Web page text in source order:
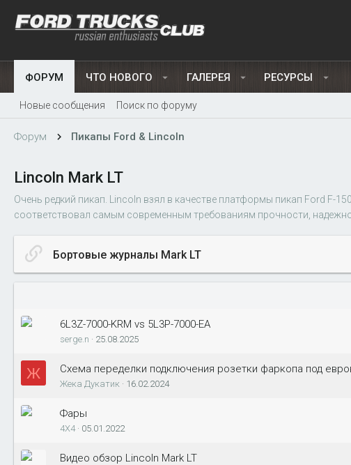
ФОРУМ ЧТО НОВОГО ГАЛЕРЕЯ РЕСУРСЫ
Новые сообщения Поиск по форуму
Форум Пикапы Ford & Lincoln
Lincoln Mark LT
Очень редкий пикап. Lincoln взял в качестве платформы пикап Ford
соответствовал самым современным требованиям прочности,
Бортовые журналы Mark LT
6L3Z-7000-KRM vs 5L3P-7000-EA
serge.n 25.08.2025
Ж Схема переделки подключения розетки фаркопа под
Жека Дукатик 16.02.2024
Фары
4X4 05.01.2022
Видео обзор Lincoln Mark LT